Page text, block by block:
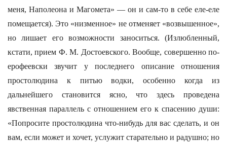
меня, Наполеона и Магомета» — он и сам-то в себе еле-еле
помещается). Это «низменное» не отменяет «возвышенное»,
но лишает его возможности заноситься. (Излюбленный,
кстати, прием Ф. М. Достоевского. Вообще, совершенно по-
ерофеевски звучит у последнего описание отношения
простолюдина к питью водки, особенно когда из
дальнейшего становится ясно, что здесь проведена
явственная параллель с отношением его к спасению души:
«Попросите простолюдина что-нибудь для вас сделать, и он
вам, если может и хочет, услужит старательно и радушно; но